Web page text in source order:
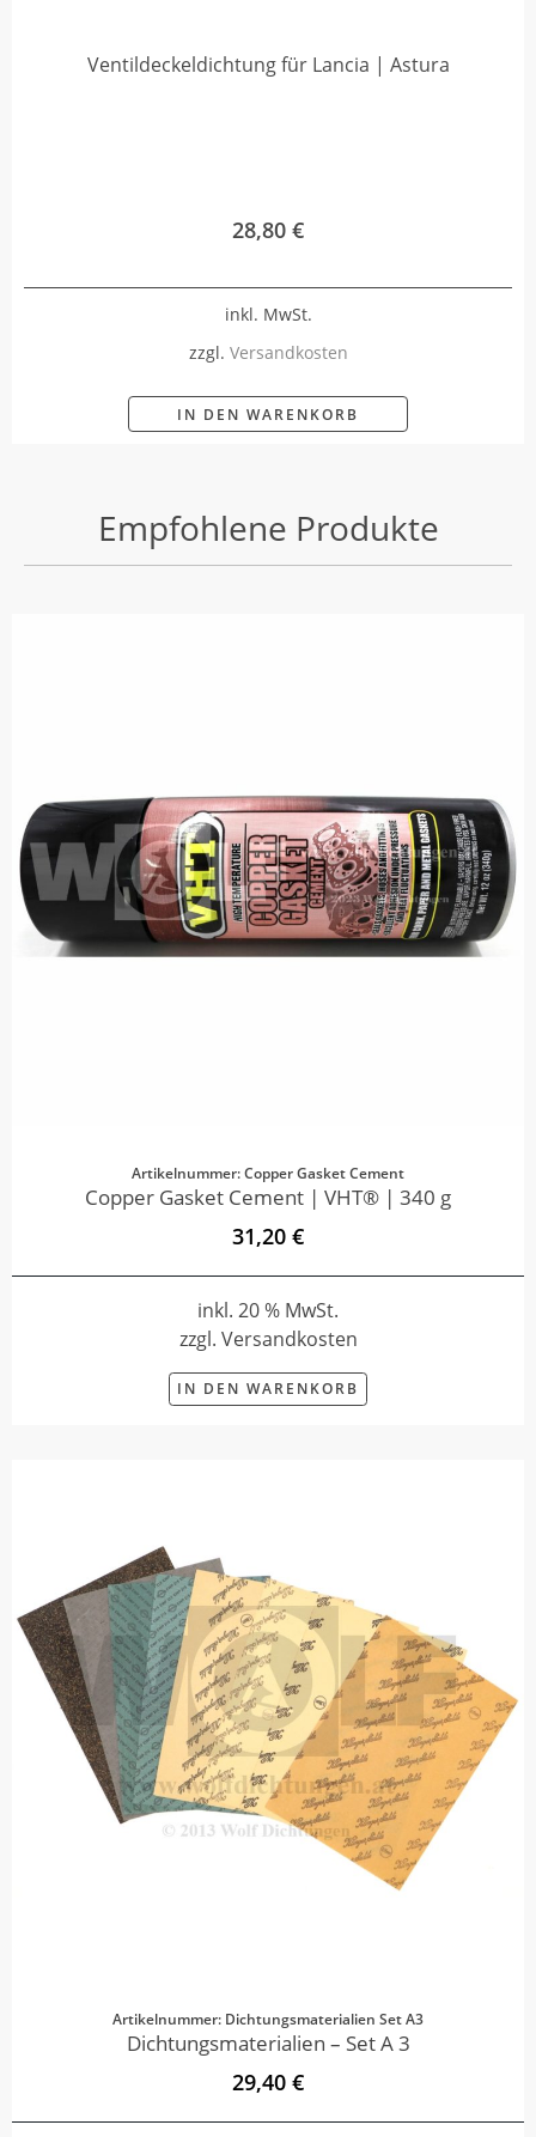
Ventildeckeldichtung für Lancia | Astura
28,80 €
inkl. MwSt.
zzgl. Versandkosten
IN DEN WARENKORB
Empfohlene Produkte
Artikelnummer: Copper Gasket Cement
Copper Gasket Cement | VHT® | 340 g
31,20 €
inkl. 20 % MwSt.
zzgl. Versandkosten
IN DEN WARENKORB
Artikelnummer: Dichtungsmaterialien Set A3
Dichtungsmaterialien – Set A 3
29,40 €